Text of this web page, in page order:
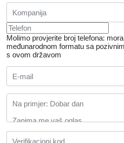
Molimo provjerite broj telefona:
međunarodnom formatu sa
s ovom državom